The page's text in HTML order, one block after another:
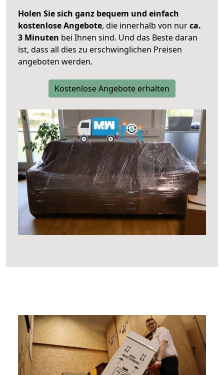
Holen Sie sich ganz bequem und einfach
kostenlose Angebote, die innerhalb von nurca.
3 Minuten bei Ihnen sind. Und das Beste daran
ist, dass all dies zu erschwinglichen Preisen
angeboten werden.
Kostenlose Angebote erhalten